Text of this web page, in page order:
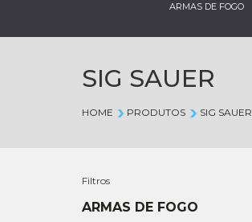
ARMAS DE FOGO
SIG SAUER
HOME PRODUTOS SIG SAUER
Filtros
ARMAS DE FOGO